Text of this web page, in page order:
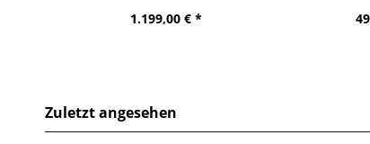
1.199,00 € *
Zuletzt angesehen